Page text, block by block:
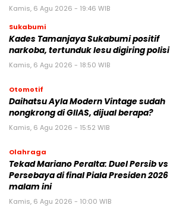
Kamis, 6 Agu 2026 - 19:46 WIB
Sukabumi
Kades Tamanjaya Sukabumi positif
narkoba, tertunduk lesu digiring polisi
Kamis, 6 Agu 2026 - 18:50 WIB
Otomotif
Daihatsu Ayla Modern Vintage sudah
nongkrong di GIIAS, dijual berapa?
Kamis, 6 Agu 2026 - 15:52 WIB
Olahraga
Tekad Mariano Peralta: Duel Persib vs
Persebaya di final Piala Presiden 2026
malam ini
Kamis, 6 Agu 2026 - 10:00 WIB